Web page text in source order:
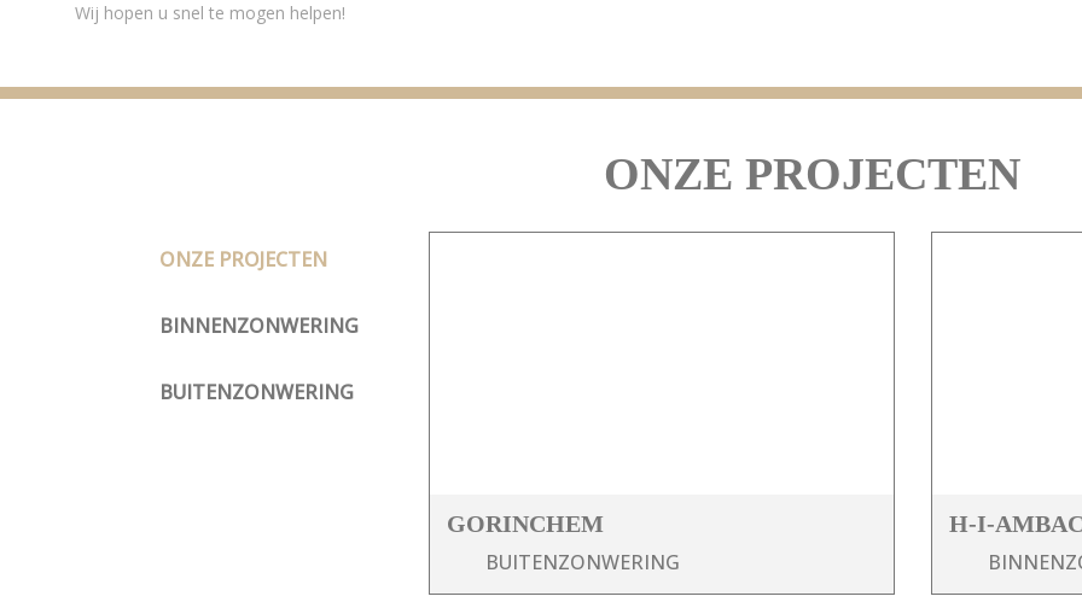
Wij hopen u snel te mogen helpen!
ONZE PROJECTEN
ONZE PROJECTEN
BINNENZONWERING
BUITENZONWERING
GORINCHEM
BUITENZONWERING
H-I-